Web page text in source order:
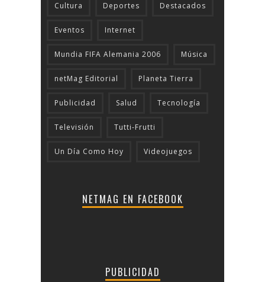
Cultura Deportes Destacados
Eventos Internet
Mundia FIFA Alemania 2006 Música
netMag Editorial Planeta Tierra
Publicidad Salud Tecnologí­a
Televisión Tutti-Frutti
Un Día Como Hoy Videojuegos
NETMAG EN FACEBOOK
PUBLICIDAD